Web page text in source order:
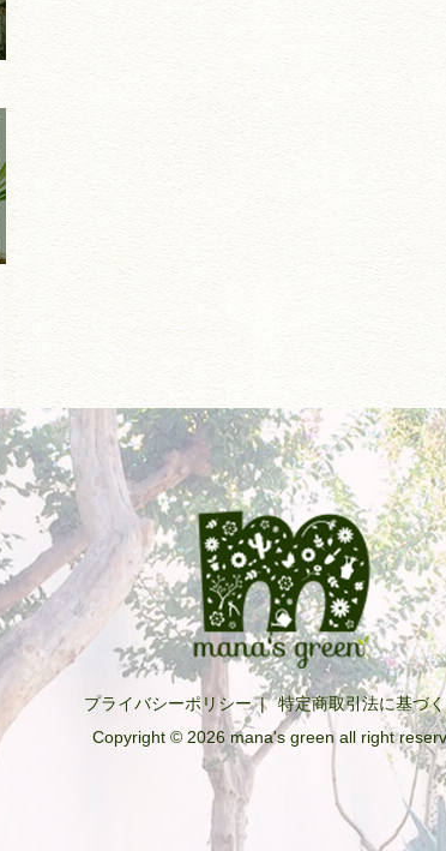
プライバシーポリシー|特定商取引法に基づ
Copyright © 2026 mana's green all right